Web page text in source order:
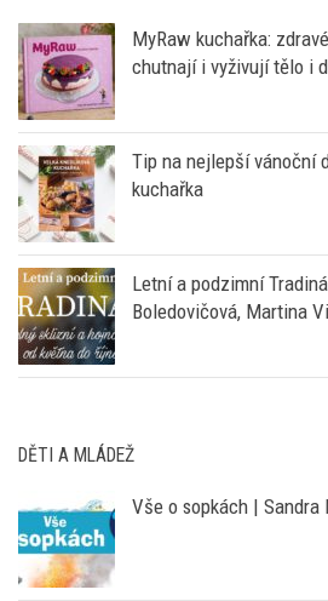
MyRaw kuchařka:
chutnají i vyživují tělo i
Tip na nejlepší vánoční
kuchařka
Letní a podzimní
Boledovičová, Martina
DĚTI A MLÁDEŽ
Vše o sopkách | Sandra